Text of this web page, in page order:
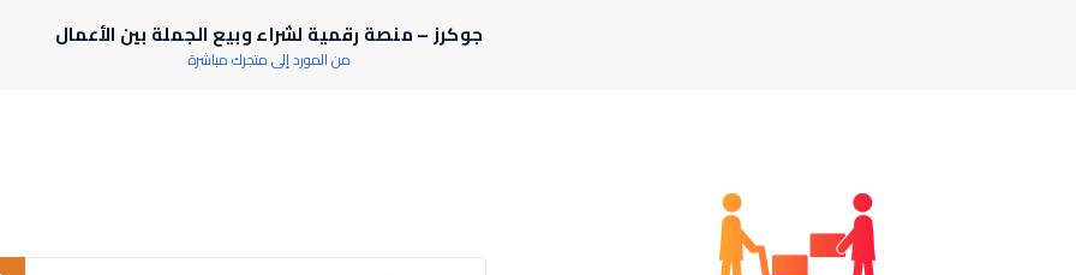
جوكرز – منصة رقمية لشراء وبيع الجملة بين الأعمال
من المورد إلى متجرك مباشرة